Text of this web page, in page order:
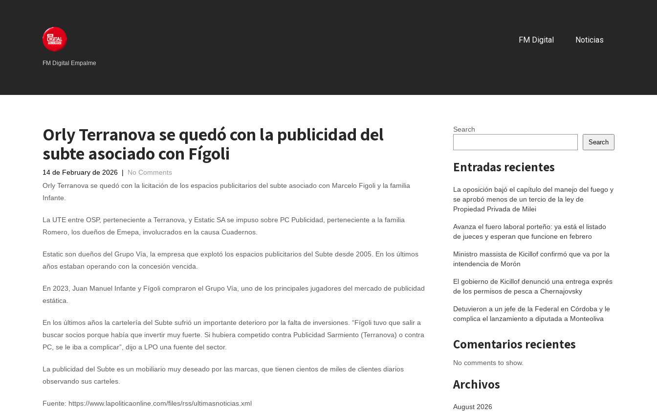
FM Digital Empalme
FM Digital Noticias
Orly Terranova se quedó con la publicidad del
subte asociado con Fígoli
14 de February de 2026 | No Comments
Orly Terranova se quedó con la licitación de los espacios publicitarios del subte asociado con Marcelo Figoli y la familia
Infante.
La UTE entre OSP, perteneciente a Terranova, y Estatic SA se impuso sobre PC Publicidad, perteneciente a la familia
Romero, los dueños de Emepa, involucrados en la causa Cuadernos.
Estatic son dueños del Grupo Vía, la empresa que explotó los espacios publicitarios del Subte desde 2005. En los últimos
años estaban operando con la concesión vencida.
En 2023, Juan Manuel Infante y Fígoli compraron el Grupo Vía, uno de los principales jugadores del mercado de publicidad
estática.
En los últimos años la cartelería del Subte sufrió un importante deterioro por la falta de inversiones. “Fígoli tuvo que salir a
buscar socios porque había que invertir muy fuerte. Si hubiera competido contra Publicidad Sarmiento (Terranova) o contra
PC, se le iba a complicar”, dijo a LPO una fuente del sector.
La publicidad del Subte es un mobiliario muy deseado por las marcas, que tienen cientos de miles de clientes diarios
observando sus carteles.
Fuente: https://www.lapoliticaonline.com/files/rss/ultimasnoticias.xml
Search
Search
Entradas recientes
La oposición bajó el capítulo del manejo del fuego y
se aprobó menos de un tercio de la ley de
Propiedad Privada de Milei
Avanza el fuero laboral porteño: ya está el listado
de jueces y esperan que funcione en febrero
Ministro massista de Kicillof confirmó que va por la
intendencia de Morón
El gobierno de Kicillof denunció una entrega exprés
de los permisos de pesca a Chernajovsky
Detuvieron a un jefe de la Federal en Córdoba y le
complica el lanzamiento a diputada a Monteoliva
Comentarios recientes
No comments to show.
Archivos
August 2026